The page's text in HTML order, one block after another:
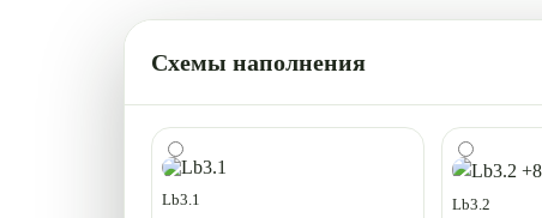
Схемы наполнения
Lb3.1
Lb3.2